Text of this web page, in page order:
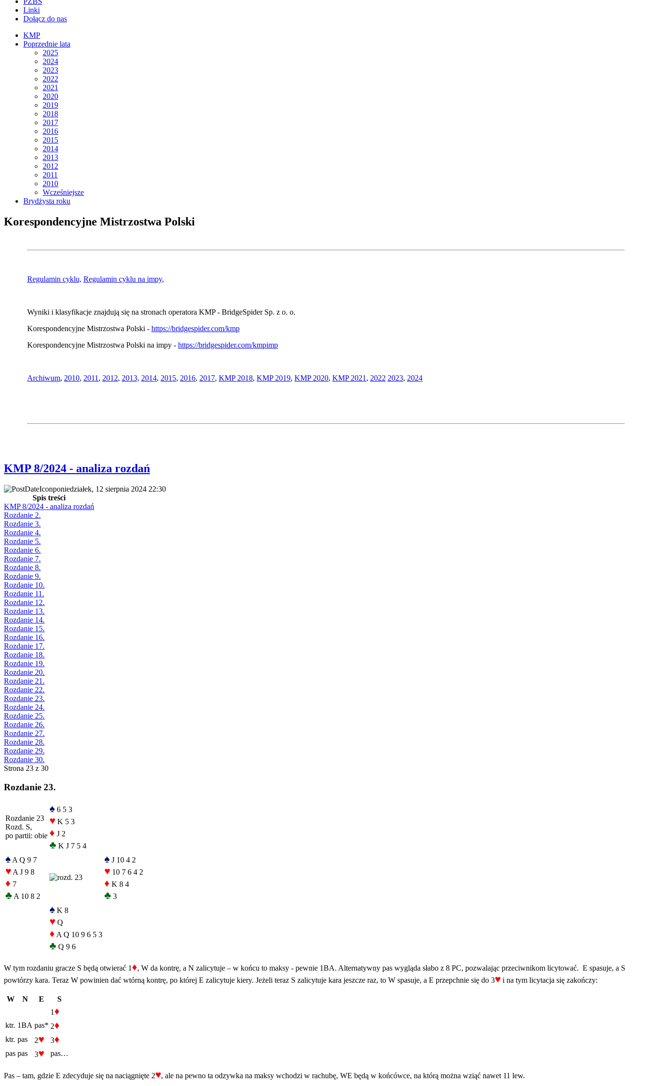
Linki
Dołącz do nas
KMP
Poprzednie lata
2025
2024
2023
2022
2021
2020
2019
2018
2017
2016
2015
2014
2013
2012
2011
2010
Wcześniejsze
Brydżysta roku
Korespondencyjne Mistrzostwa Polski
Regulamin cyklu, Regulamin cyklu na impy,
Wyniki i klasyfikacje znajdują się na stronach operatora KMP - BridgeSpider Sp. z o. o.
Korespondencyjne Mistrzostwa Polski - https://bridgespider.com/kmp
Korespondencyjne Mistrzostwa Polski na impy - https://bridgespider.com/kmpimp
Archiwum, 2010, 2011 , 2012, 2013, 2014, 2015, 2016, 2017, KMP 2018, KMP 2019, KMP 2020, KMP 2021 , 2022 2023, 2024
KMP 8/2024 - analiza rozdań
poniedziałek, 12 sierpnia 2024 22:30
Spis treści
KMP 8/2024 - analiza rozdań
Rozdanie 2.
Rozdanie 3.
Rozdanie 4.
Rozdanie 5.
Rozdanie 6.
Rozdanie 7.
Rozdanie 8.
Rozdanie 9.
Rozdanie 10.
Rozdanie 11.
Rozdanie 12.
Rozdanie 13.
Rozdanie 14.
Rozdanie 15.
Rozdanie 16.
Rozdanie 17.
Rozdanie 18.
Rozdanie 19.
Rozdanie 20.
Rozdanie 21.
Rozdanie 22.
Rozdanie 23.
Rozdanie 24.
Rozdanie 25.
Rozdanie 26.
Rozdanie 27.
Rozdanie 28.
Rozdanie 29.
Rozdanie 30.
Strona 23 z 30
Rozdanie 23.
Rozdanie 23
Rozd. S,
po partii: obie
♠ 6 5 3
♥ K 5 3
♦ J 2
♣ K J 7 5 4
♠ A Q 9 7
♥ A J 9 8
♦ 7
♣ A 10 8 2
♠ J 10 4 2
♥ 10 7 6 4 2
♦ K 8 4
♣ 3
♠ K 8
♥ Q
♦ A Q 10 9 6 5 3
♣ Q 9 6
W tym rozdaniu gracze S będą otwierać 1♦, W da kontrę, a N zalicytuje – w końcu to maksy - pewnie 1BA. Alternatywny pas wygląda słabo z 8 PC, pozwalając przeciwnikom licytować. E spasuje, a S
powtórzy kara. Teraz W powinien dać wtórną kontrę, po której E zalicytuje kiery. Jeżeli teraz S zalicytuje kara jeszcze raz, to W spasuje, a E przepchnie się do 3♥ i na tym licytacja się zakończy:
W N E
S
1♦
ktr. 1BA pas* 2♦
ktr. pas 2♥ 3♦
pas pas 3♥ pas…
Pas – tam, gdzie E zdecyduje się na naciągnięte 2♥, ale na pewno ta odzywka na maksy wchodzi w rachubę, WE będą w końcówce, na którą można wziąć nawet 11 lew.